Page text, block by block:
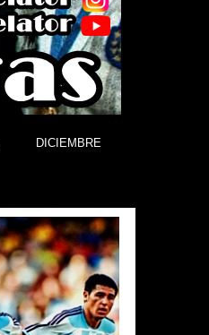
DICIEMBRE